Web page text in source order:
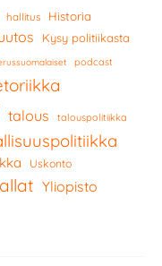
hallitus Historia
Kysy politiikasta
podcast
talous talouspolitiikka
Uskonto
Yliopisto